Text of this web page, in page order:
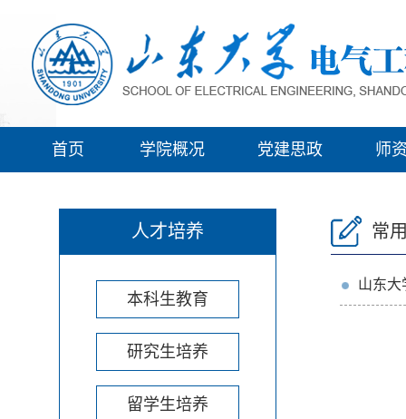
首页 学院概况 党建思政 师
人才培养
本科生教育
研究生培养
留学生培养
常
山东大